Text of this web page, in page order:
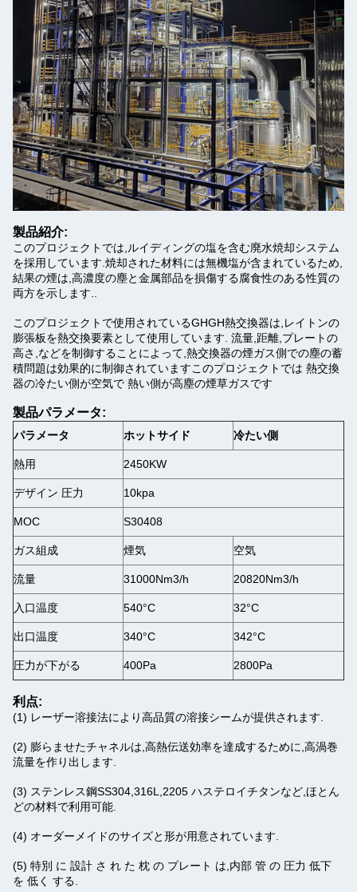
製品紹介:
このプロジェクトでは,ルイディングの塩を含む廃水焼却システム
を採用しています.焼却された材料には無機塩が含まれているため,
結果の煙は,高濃度の塵と金属部品を損傷する腐食性のある性質の
両方を示します..
このプロジェクトで使用されているGHGH熱交換器は,レイトンの
膨張板を熱交換要素として使用しています. 流量,距離,プレートの
高さ,などを制御することによって,熱交換器の煙ガス側での塵の蓄
積問題は効果的に制御されていますこのプロジェクトでは 熱交換
器の冷たい側が空気で 熱い側が高塵の煙草ガスです
製品パラメータ:
パラメータ ホットサイド 冷たい側
熱用 2450KW
デザイン 圧力 10kpa
MOC S30408
ガス組成 煙気 空気
流量 31000Nm3/h 20820Nm3/h
入口温度 540°C 32°C
出口温度 340°C 342°C
圧力が下がる 400Pa 2800Pa
利点:
(1) レーザー溶接法により高品質の溶接シームが提供されます.
(2) 膨らませたチャネルは,高熱伝送効率を達成するために,高渦巻
流量を作り出します.
(3) ステンレス鋼SS304,316L,2205 ハステロイチタンなど,ほとん
どの材料で利用可能.
(4) オーダーメイドのサイズと形が用意されています.
(5) 特別 に 設計 さ れ た 枕 の プレート は,内部 管 の 圧力 低下
を 低く する.